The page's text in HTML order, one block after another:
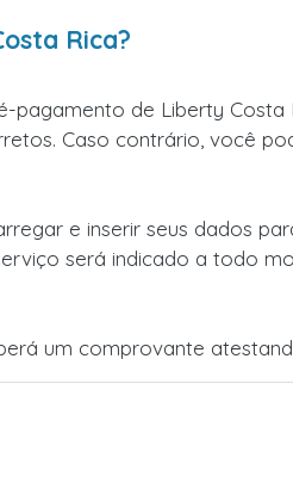
Rica?
de Liberty
Caso contrário, você
e inserir seus dados
será indicado a todo
um comprovante